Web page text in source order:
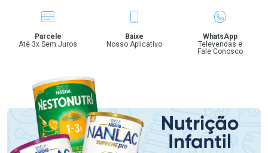
Parcele
Até 3x Sem Juros
Baixe
Nosso Aplicativo
WhatsApp
Televendas e
Fale Conosco